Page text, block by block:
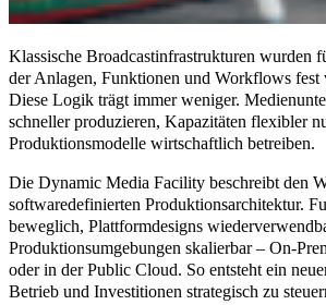
Klassische Broadcastinfrastrukturen wurden
der Anlagen, Funktionen und Workflows fest
Diese Logik trägt immer weniger.
schneller produzieren, Kapazitäten flexibler
Produktionsmodelle wirtschaftlich betreiben.
Die Dynamic Media Facility beschreibt den
softwaredefinierten Produktionsarchitektur.
beweglich, Plattformdesigns
Produktionsumgebungen skalierbar – On-
oder in der Public Cloud. So entsteht ein
Betrieb und Investitionen strategisch zu